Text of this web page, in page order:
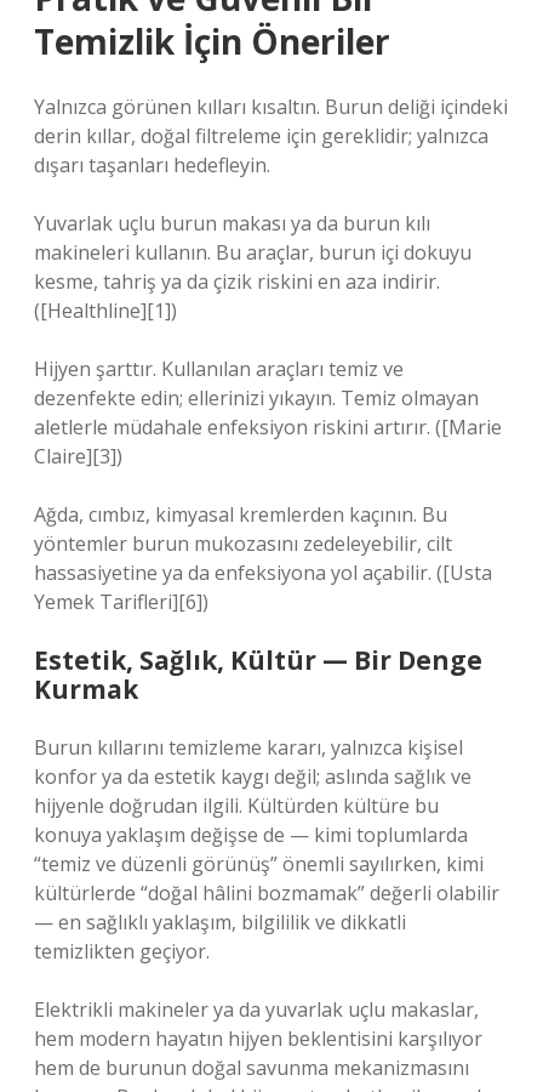
Temizlik İçin Öneriler
Yalnızca görünen kılları kısaltın. Burun deliği içindeki
derin kıllar, doğal filtreleme için gereklidir; yalnızca
dışarı taşanları hedefleyin.
Yuvarlak uçlu burun makası ya da burun kılı
makineleri kullanın. Bu araçlar, burun içi dokuyu
kesme, tahriş ya da çizik riskini en aza indirir.
([Healthline][1])
Hijyen şarttır. Kullanılan araçları temiz ve
dezenfekte edin; ellerinizi yıkayın. Temiz olmayan
aletlerle müdahale enfeksiyon riskini artırır. ([Marie
Claire][3])
Ağda, cımbız, kimyasal kremlerden kaçının. Bu
yöntemler burun mukozasını zedeleyebilir, cilt
hassasiyetine ya da enfeksiyona yol açabilir. ([Usta
Yemek Tarifleri][6])
Estetik, Sağlık, Kültür — Bir Denge
Kurmak
Burun kıllarını temizleme kararı, yalnızca kişisel
konfor ya da estetik kaygı değil; aslında sağlık ve
hijyenle doğrudan ilgili. Kültürden kültüre bu
konuya yaklaşım değişse de — kimi toplumlarda
“temiz ve düzenli görünüş” önemli sayılırken, kimi
kültürlerde “doğal hâlini bozmamak” değerli olabilir
— en sağlıklı yaklaşım, bilgililik ve dikkatli
temizlikten geçiyor.
Elektrikli makineler ya da yuvarlak uçlu makaslar,
hem modern hayatın hijyen beklentisini karşılıyor
hem de burunun doğal savunma mekanizmasını